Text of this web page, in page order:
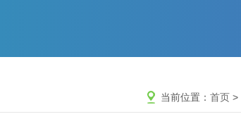
当前位置：首页 >